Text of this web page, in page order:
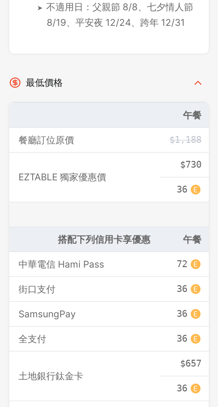
不適用日：父親節 8/8、七夕情人節
8/19、平安夜 12/24、跨年 12/31
最低價格
午餐
餐廳訂位原價 $1,188
EZTABLE 獨家優惠價
$730
36
搭配下列信用卡享優惠 午餐
中華電信 Hami Pass 72
街口支付 36
SamsungPay 36
全支付 36
土地銀行鈦金卡
$657
36
登出